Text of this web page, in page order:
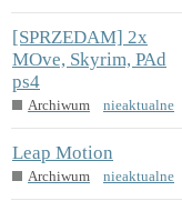
[SPRZEDAM] 2x
MOve, Skyrim, PAd
ps4
Archiwum nieaktualne
Leap Motion
Archiwum nieaktualne